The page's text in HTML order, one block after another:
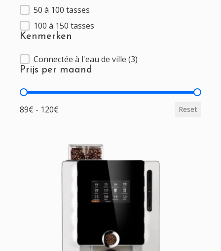
Dagcapaciteit
50 à 100 tasses
100 à 150 tasses
Kenmerken
Kenmerken
Connectée à l'eau de ville (3)
Prijs per maand
Prijs per maand
89€ - 120€ Reset